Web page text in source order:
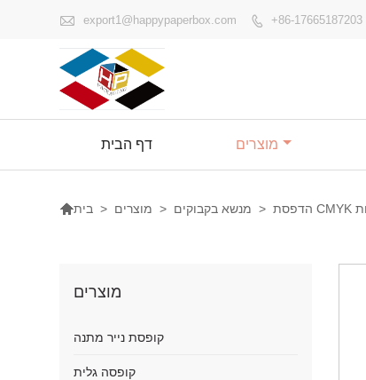
 export1@happypaperbox.com  +86-17665187203
דף הבית מוצרים
בית > מוצרים > מנשא בקבוקים >
מוצרים
קופסת נייר מתנה
קופסה גלית